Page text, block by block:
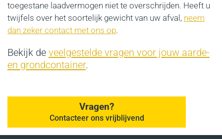
toegestane laadvermogen niet te overschrijden. Heeft u
twijfels over het soortelijk gewicht van uw afval, neem
dan zeker contact met ons op.
Bekijk de veelgestelde vragen voor jouw aarde-
en grondcontainer.
Vragen?
Contacteer ons vrijblijvend